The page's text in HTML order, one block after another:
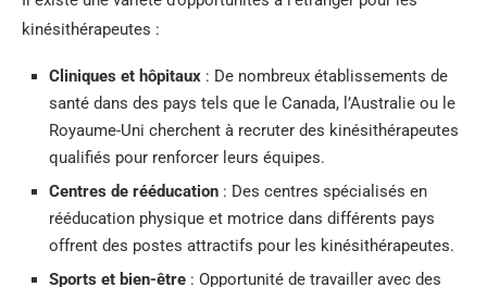
kinésithérapeutes :
Cliniques et hôpitaux : De nombreux établissements de
santé dans des pays tels que le Canada, l’Australie ou le
Royaume-Uni cherchent à recruter des kinésithérapeutes
qualifiés pour renforcer leurs équipes.
Centres de rééducation : Des centres spécialisés en
rééducation physique et motrice dans différents pays
offrent des postes attractifs pour les kinésithérapeutes.
Sports et bien-être : Opportunité de travailler avec des